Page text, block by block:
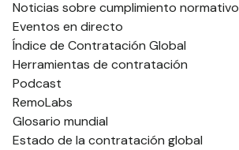
Noticias sobre cumplimiento normativo
Eventos en directo
Índice de Contratación Global
Herramientas de contratación
Podcast
RemoLabs
Glosario mundial
Estado de la contratación global